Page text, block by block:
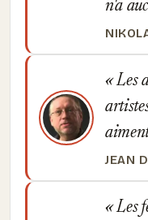
n'a
Les
JEAN
Les